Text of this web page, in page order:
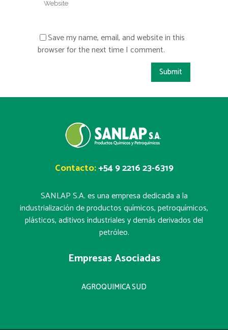
Save my name, email, and website in this
browser for the next time I comment.
Contacto:+54 9 2216 23-6319
SANLAP S.A. es una empresa dedicada a la
industrialización de productos químicos, petroquímicos,
plásticos, aditivos industriales y demás derivados del
petróleo.
Empresas Asociadas
AGROQUIMICA SUD